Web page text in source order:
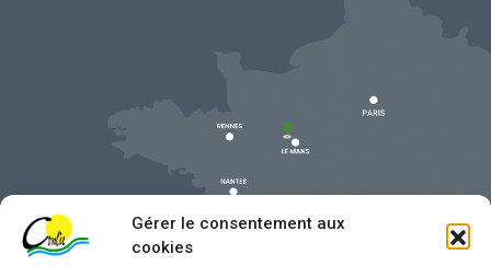
Gérer le consentement aux
cookies